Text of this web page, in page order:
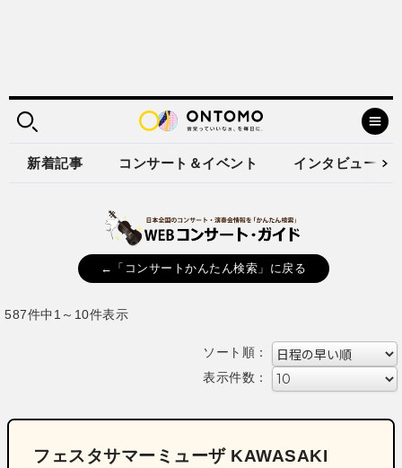
新着記事 コンサート＆イベント インタビュー
←「コンサートかんたん検索」に戻る
587件中1～10件表示
ソート順：
表示件数：
フェスタサマーミューザ KAWASAKI